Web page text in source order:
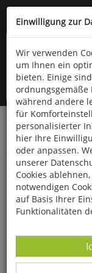
Kompletten Head
Startseite Bücher
Der Falke
Einwilligung zur
Wir verwenden
um Ihnen ein
bieten. Einige
ordnungsgemäße
während andere
für
personalisierter
hier Ihre
oder anpassen.
unserer
Cookies
notwendigen
auf Basis Ihrer
Funktionalitäten